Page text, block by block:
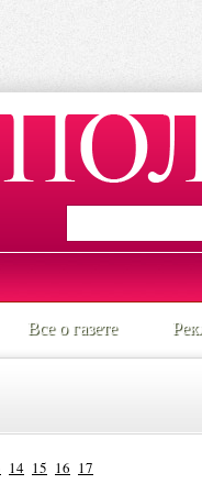
Все о газете
14 15 16 17